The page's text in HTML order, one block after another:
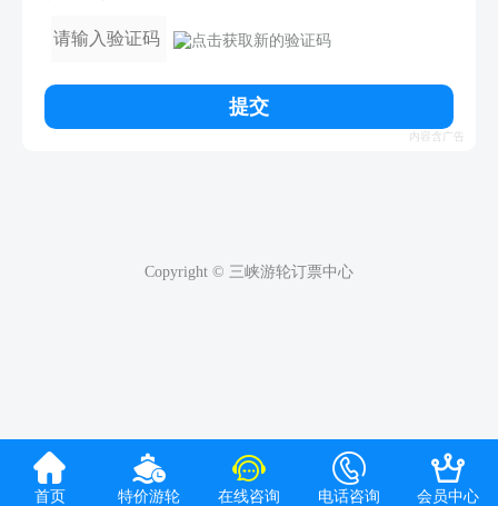

首页

特价游轮

在线咨询

电话咨询

会员中心